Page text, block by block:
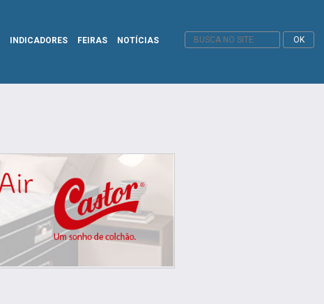
INDICADORES FEIRAS NOTÍCIAS